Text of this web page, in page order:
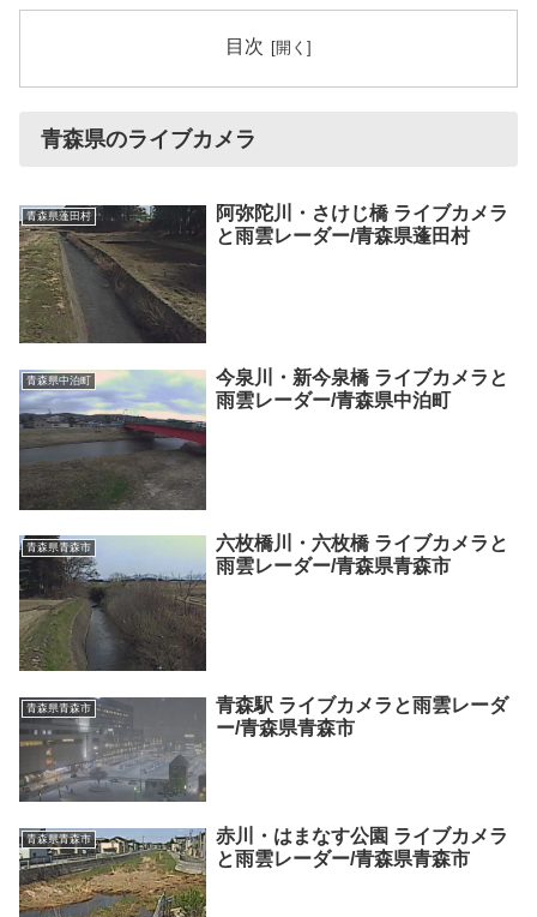
目次
青森県のライブカメラ
青森県蓬田村
阿弥陀川・さけじ橋 ライブカメラ
と雨雲レーダー/青森県蓬田村
青森県中泊町
今泉川・新今泉橋 ライブカメラと
雨雲レーダー/青森県中泊町
青森県青森市
六枚橋川・六枚橋 ライブカメラと
雨雲レーダー/青森県青森市
青森県青森市
青森駅 ライブカメラと雨雲レーダ
ー/青森県青森市
青森県青森市
赤川・はまなす公園 ライブカメラ
と雨雲レーダー/青森県青森市